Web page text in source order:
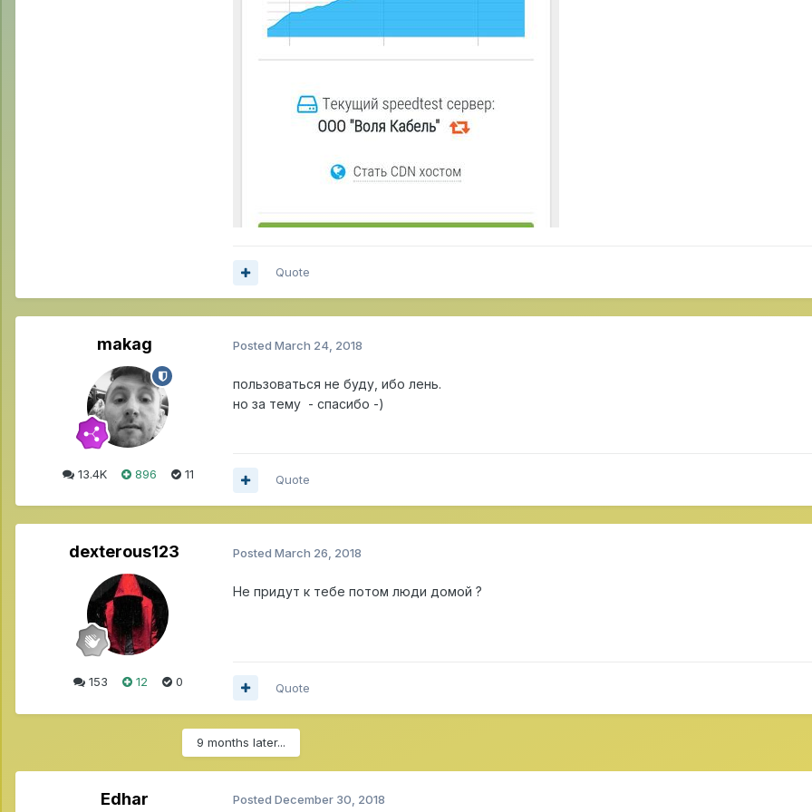
Quote
makag
13.4K 896 11
Posted March 24, 2018
пользоваться не буду, ибо лень.
но за тему - спасибо -)
Quote
dexterous123
153 12 0
Posted March 26, 2018
Не придут к тебе потом люди домой ?
Quote
9 months later...
Edhar Posted December 30, 2018